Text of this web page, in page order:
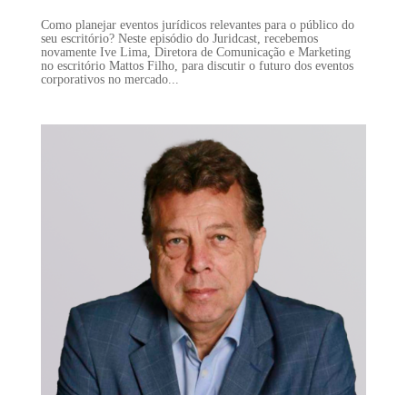
Como planejar eventos jurídicos relevantes para o público do
seu escritório? Neste episódio do Juridcast, recebemos
novamente Ive Lima, Diretora de Comunicação e Marketing
no escritório Mattos Filho, para discutir o futuro dos eventos
corporativos no mercado...